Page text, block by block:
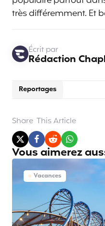
très différemment. Et
Reportages
Écrit par
Rédaction
Share This Article
Vous aimerez
Vacances